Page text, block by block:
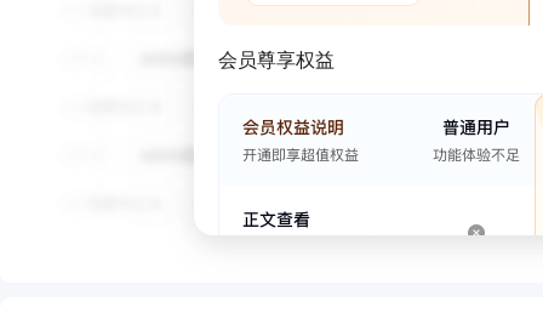
会员尊享权益